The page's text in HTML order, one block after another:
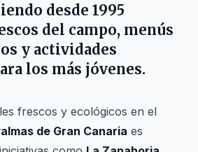
desde 1995
del campo, menús
y actividades
los más jóvenes.
frescos y ecológicos en el
de Gran Canaria es